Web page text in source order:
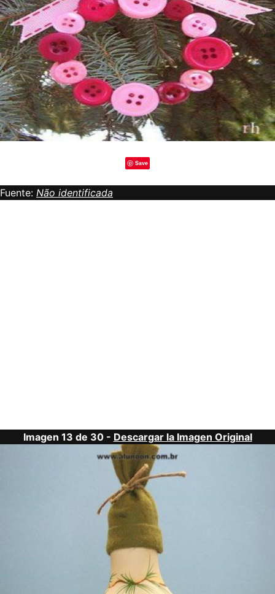
Save
Fuente: Não identificada
Imagen 13 de 30 - Descargar la Imagen Original